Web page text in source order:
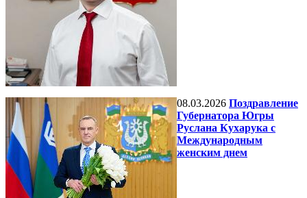
08.03.2026 Поздравление
Губернатора Югры
Руслана Кухарука с
Международным
женским днем